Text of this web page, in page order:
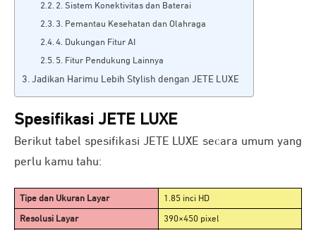
2. Sistem Konektivitas dan Baterai
3. Pemantau Kesehatan dan Olahraga
4. Dukungan Fitur AI
5. Fitur Pendukung Lainnya
Jadikan Harimu Lebih Stylish dengan JETE LUXE
Spesifikasi JETE LUXE
Berikut tabel spesifikasi JETE LUXE secara umum yang
perlu kamu tahu:
Tipe dan Ukuran Layar 1.85 inci HD
Resolusi Layar 390×450 pixel